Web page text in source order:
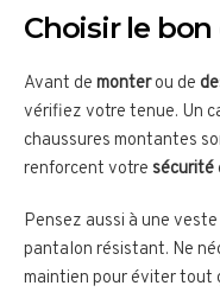
Choisir le
Avant de monterou de
vérifiez votre tenue. Un
chaussures montantes
renforcent votre sécurité
Pensez aussi à une
pantalon résistant. Ne
maintien pour éviter tout